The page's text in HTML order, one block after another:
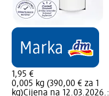
1,95 €
0,005 kg (390,00 € za 1
kg)Cijena na 12.03.2026.: